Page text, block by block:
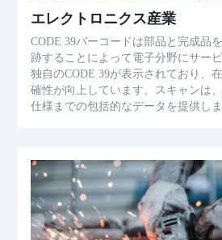
エレクトロニクス産業
CODE 39バーコードは部品と完成品
跡することによって電子分野にサー
独自のCODE 39が表示されており、
確性が向上しています。スキャンは
仕様までの包括的なデータを提供しま